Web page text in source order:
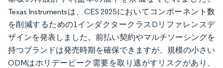
Texas Instrumentsは、CES 2025においてコンポーネント数
を削減するための1インダクタークラスDリファレンスデ
ザインを発表しました。前払い契約やマルチソーシングを
持つブランドは発売時期を確保できますが、規模の小さい
ODMはホリデーピーク需要を取り逃がすリスクがあり、